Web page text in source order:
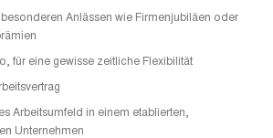
Anlässen wie Firmenjubiläen oder
für eine gewisse zeitliche Flexibilität
Arbeitsumfeld in einem etablierten,
Unternehmen